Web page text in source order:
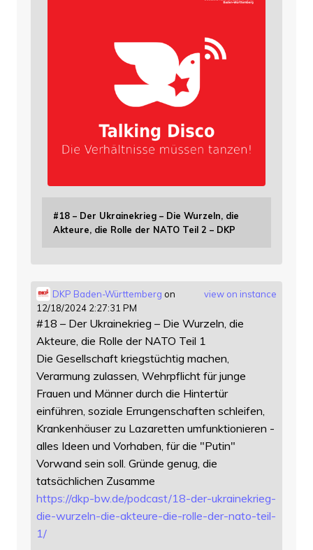
#18 – Der Ukrainekrieg – Die Wurzeln, die
Akteure, die Rolle der NATO Teil 2 – DKP
view on instance
DKP Baden-Württemberg on
12/18/2024 2:27:31 PM
#18 – Der Ukrainekrieg – Die Wurzeln, die
Akteure, die Rolle der NATO Teil 1
Die Gesellschaft kriegstüchtig machen,
Verarmung zulassen, Wehrpflicht für junge
Frauen und Männer durch die Hintertür
einführen, soziale Errungenschaften schleifen,
Krankenhäuser zu Lazaretten umfunktionieren -
alles Ideen und Vorhaben, für die "Putin"
Vorwand sein soll. Gründe genug, die
tatsächlichen Zusamme
https://dkp-bw.de/podcast/18-der-ukrainekrieg-
die-wurzeln-die-akteure-die-rolle-der-nato-teil-
1/